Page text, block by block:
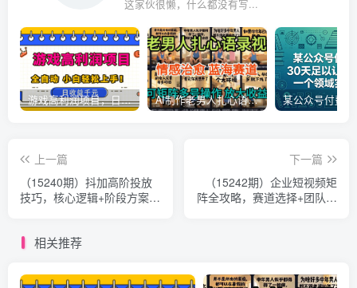
这家伙很懒，什么都没有写...
游戏高利润项目，日收益1k+，全自动，无需值守，解放双手，小白轻松上手【揭秘】 AI制作老男人扎心语录，5分钟一条，操作简单，流量非常大，保姆级教程
上一篇
（15240期）抖加高阶投放
技巧，核心逻辑+阶段方案，
下一篇
（15242期）企业短视频矩
阵全攻略，赛道选择+团队搭
相关推荐